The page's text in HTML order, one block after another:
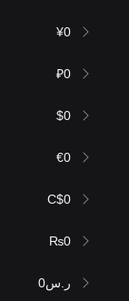
¥0
₽0
$0
€0
C$0
₨0
ر.س0